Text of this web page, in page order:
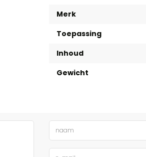
Merk
Toepassing
Inhoud
Gewicht